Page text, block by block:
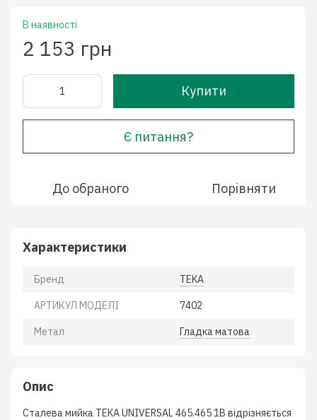
В наявності
2 153 грн
Купити
Є питання?
До обраного Порівняти
Характеристики
Бренд TEKA
АРТИКУЛ МОДЕЛІ 7402
Метал Гладка матова
Опис
Сталева мийка TEKA UNIVERSAL 465.465 1B відрізняється